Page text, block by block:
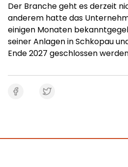
Der Branche geht es derzeit
anderem hatte das
einigen Monaten
seiner Anlagen in Schkopau
Ende 2027 geschlossen